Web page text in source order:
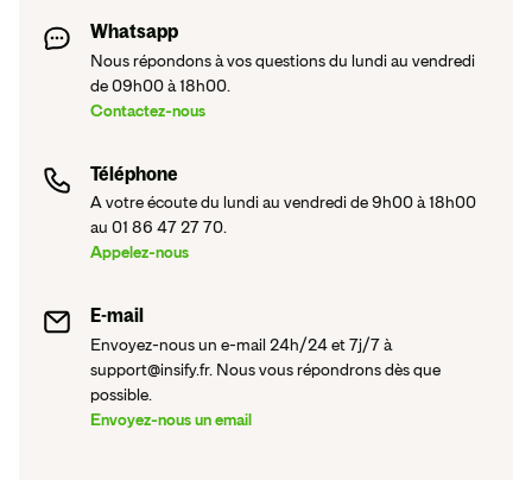
Whatsapp
Nous répondons à vos questions du lundi au vendredi
de 09h00 à 18h00.
Contactez-nous
Téléphone
A votre écoute du lundi au vendredi de 9h00 à 18h00
au 01 86 47 27 70.
Appelez-nous
E-mail
Envoyez-nous un e-mail 24h/24 et 7j/7 à
support@insify.fr. Nous vous répondrons dès que
possible.
Envoyez-nous un email